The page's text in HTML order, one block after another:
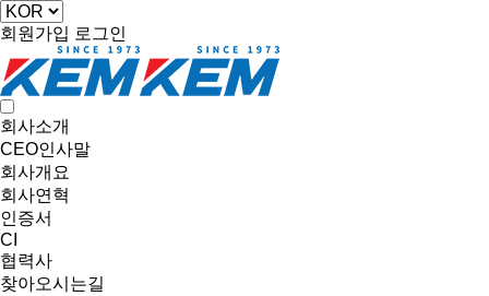
회원가입 로그인
회사소개
CEO인사말
회사개요
회사연혁
인증서
CI
협력사
찾아오시는길